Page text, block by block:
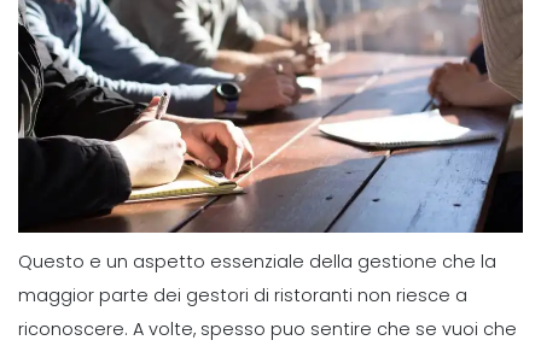
Questo e un aspetto essenziale della gestione che la
maggior parte dei gestori di ristoranti non riesce a
riconoscere. A volte, spesso puo sentire che se vuoi che